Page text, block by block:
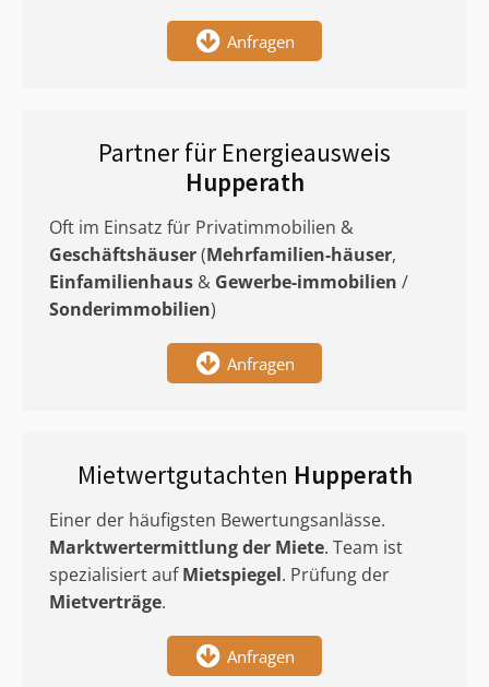
Anfragen
Partner für Energieausweis
Hupperath
Oft im Einsatz für Privatimmobilien &
Geschäftshäuser(Mehrfamilien-häuser,
Einfamilienhaus & Gewerbe-immobilien /
Sonderimmobilien)
Anfragen
Mietwertgutachten Hupperath
Einer der häufigsten Bewertungsanlässe.
Marktwertermittlungder Miete. Team ist
spezialisiert aufMietspiegel. Prüfung der
Mietverträge.
Anfragen